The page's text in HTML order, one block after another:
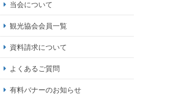
当会について
観光協会会員一覧
資料請求について
よくあるご質問
有料バナーのお知らせ